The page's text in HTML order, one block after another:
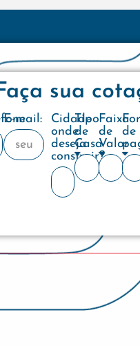
sua
E-mail:
Cidade
onde
deseja
construir?
Tipo
de
Casa
Faixa
de
Valor
de